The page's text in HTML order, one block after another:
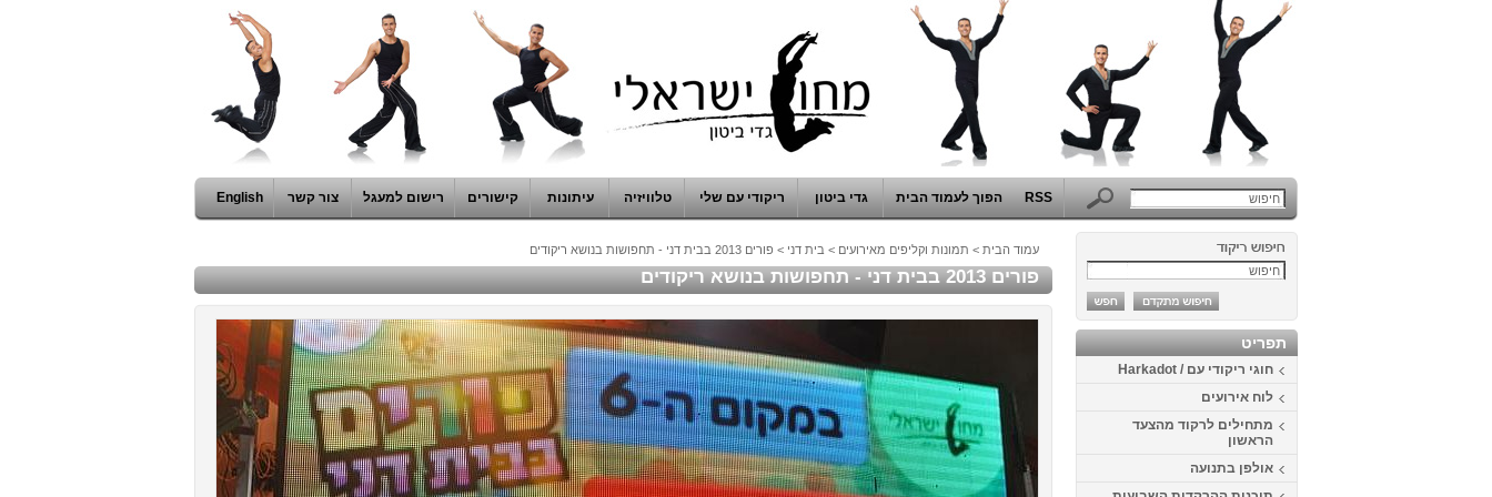
RSS הפוך לעמוד הבית גדי ביטון ריקודי עם שלי טלוויזיה עיתונות קישורים רישום למעגל צור קשר English
תפריט
חוגי ריקודי עם / Harkadot
לוח אירועים
מתחילים לרקוד מהצעד
הראשון
אולפן בתנועה
עמוד הבית > תמונות וקליפים מאירועים > בית דני > פורים 2013 בבית דני - תחפושות בנושא ריקודים
פורים 2013 בבית דני - תחפושות בנושא ריקודים